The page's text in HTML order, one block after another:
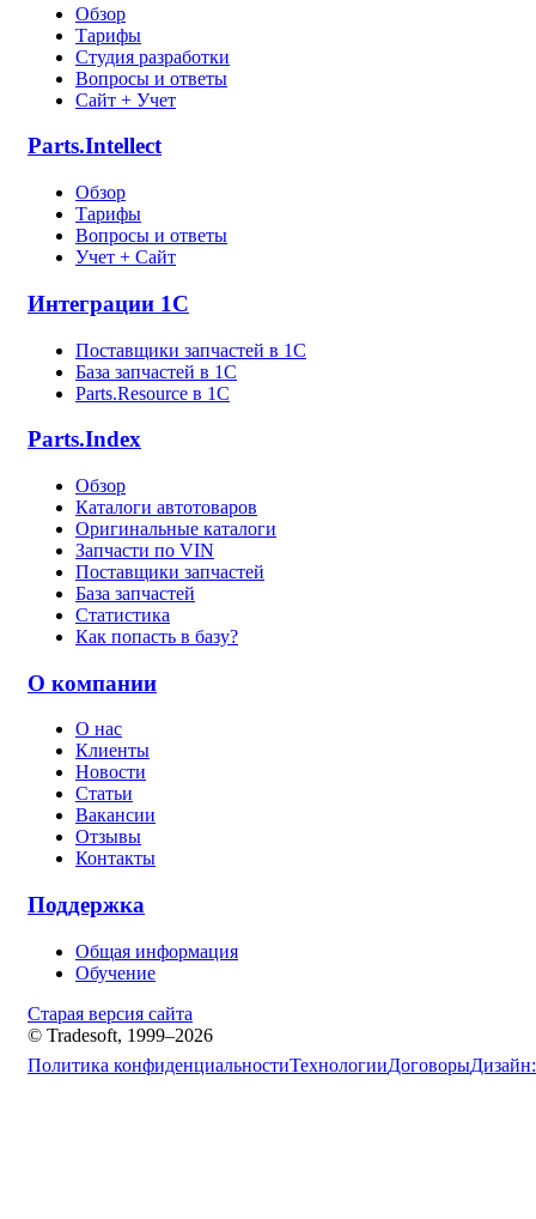
Обзор
Тарифы
Студия разработки
Вопросы и ответы
Сайт + Учет
Parts.Intellect
Обзор
Тарифы
Вопросы и ответы
Учет + Сайт
Интеграции 1С
Поставщики запчастей в 1C
База запчастей в 1С
Parts.Resource в 1C
Parts.Index
Обзор
Каталоги автотоваров
Оригинальные каталоги
Запчасти по VIN
Поставщики запчастей
База запчастей
Статистика
Как попасть в базу?
О компании
О нас
Клиенты
Новости
Статьи
Вакансии
Отзывы
Контакты
Поддержка
Общая информация
Обучение
Старая версия сайта
© Tradesoft, 1999–2026
Политика конфиденциальностиТехнологииДоговорыДизайн: